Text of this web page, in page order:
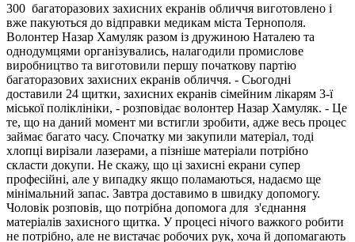
300 багаторазових захисних екранів обличчя виготовлено і
вже пакуються до відправки медикам міста Тернополя.
Волонтер Назар Хамуляк разом із дружиною Наталею та
однодумцями організувались, налагодили промислове
виробництво та виготовили першу початкову партію
багаторазових захисних екранів обличчя. - Сьогодні
доставили 24 щитки, захисних екранів сімейним лікарям 3-ї
міської поліклініки, - розповідає волонтер Назар Хамуляк. - Це
те, що на даний момент ми встигли зробити, адже весь процес
займає багато часу. Спочатку ми закупили матеріал, тоді
хлопці вирізали лазерами, а пізніше матеріали потрібно
скласти докупи. Не скажу, що ці захисні екрани супер
професійні, але у випадку якщо поламаються, надаємо ще
мінімальний запас. Завтра доставимо в швидку допомогу.
Чоловік розповів, що потрібна допомога для з'єднання
матеріалів захисного щитка. У процесі нічого важкого робити
не потрібно, але не вистачає робочих рук, хоча й допомагають